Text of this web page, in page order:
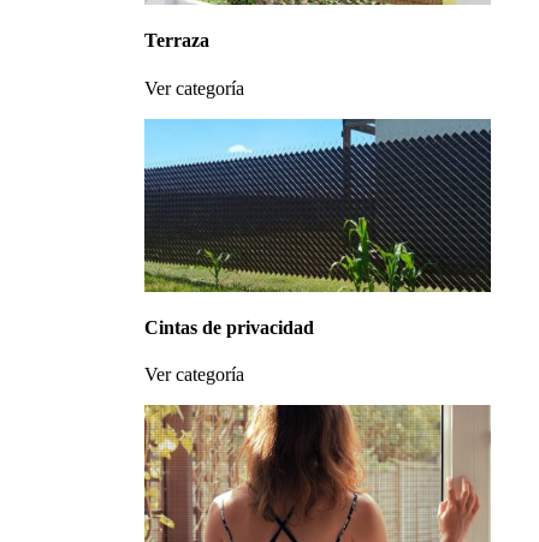
Terraza
Ver categoría
Cintas de privacidad
Ver categoría